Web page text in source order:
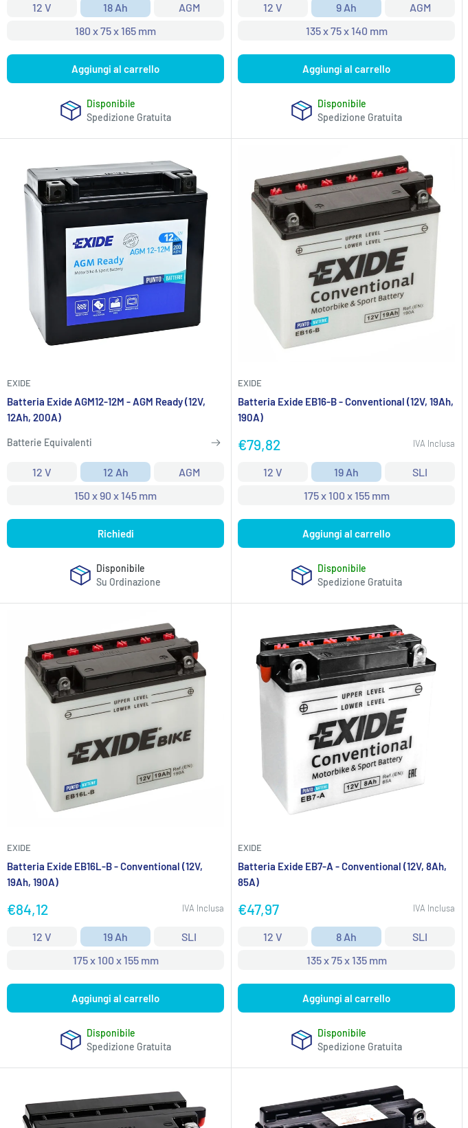
18 Ah
12 V
AGM
180 x 75 x 165 mm
Aggiungi al carrello
Disponibile
Spedizione Gratuita
9 Ah
12 V
AGM
135 x 75 x 140 mm
Aggiungi al carrello
Disponibile
Spedizione Gratuita
EXIDE
Batteria Exide AGM12-12M - AGM Ready (12V,
12Ah, 200A)
Batterie Equivalenti
12 Ah
12 V
AGM
150 x 90 x 145 mm
Richiedi
Disponibile
Su Ordinazione
EXIDE
Batteria Exide EB16-B - Conventional (12V, 19Ah,
190A)
Prezzo
€79,82 IVA Inclusa
19 Ah
12 V
SLI
175 x 100 x 155 mm
Aggiungi al carrello
Disponibile
Spedizione Gratuita
EXIDE
Batteria Exide EB16L-B - Conventional (12V,
19Ah, 190A)
Prezzo
€84,12 IVA Inclusa
19 Ah
12 V
SLI
175 x 100 x 155 mm
Aggiungi al carrello
Disponibile
Spedizione Gratuita
EXIDE
Batteria Exide EB7-A - Conventional (12V, 8Ah,
85A)
Prezzo
€47,97 IVA Inclusa
8 Ah
12 V
SLI
135 x 75 x 135 mm
Aggiungi al carrello
Disponibile
Spedizione Gratuita